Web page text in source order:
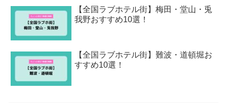
【全国ラブホテル街】梅田・堂山・兎
我野おすすめ10選！
【全国ラブホテル街】難波・道頓堀お
すすめ10選！